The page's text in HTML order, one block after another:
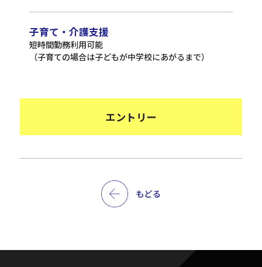
子育て・介護支援
短時間勤務利用可能
（子育ての場合は子どもが中学校にあがるまで）
エントリー